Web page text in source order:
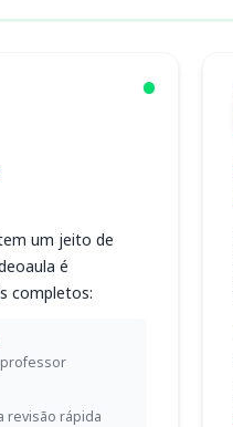
um jeito de
é
completos:
professor
revisão rápida